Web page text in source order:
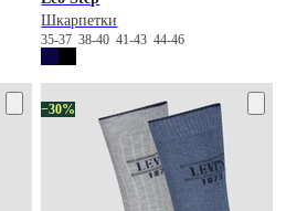
Шкарпетки
35-3738-4041-4344-46
−30%